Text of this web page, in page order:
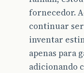
fornecedor.
continuar
inventar
apenas para
adicionando